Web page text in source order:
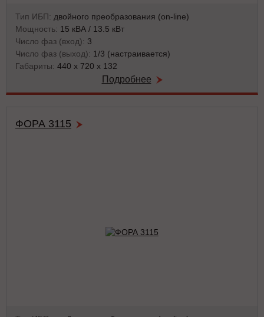
Тип ИБП: двойного преобразования (on-line)
Мощность: 15 кВА / 13.5 кВт
Число фаз (вход): 3
Число фаз (выход): 1/3 (настраивается)
Габариты: 440 x 720 x 132
Подробнее
ФОРА 3115